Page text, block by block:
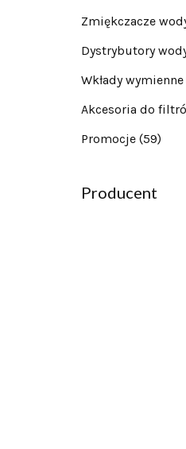
Zmiękczacze
Dystrybutory
Wkłady wymienne
Akcesoria do
Promocje (59)
Producent